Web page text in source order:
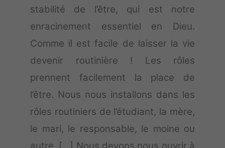
stabilité de l’être, qui est notre
enracinement essentiel en Dieu.
Comme il est facile de laisser la vie
devenir routinière ! Les rôles
prennent facilement la place de
l’être. Nous nous installons dans les
rôles routiniers de l’étudiant, la mère,
le mari, le responsable, le moine ou
autre. [...] Nous devons nous ouvrir à